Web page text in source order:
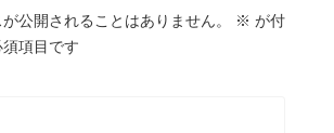
公開されることはありません。 ※ が付
項目です